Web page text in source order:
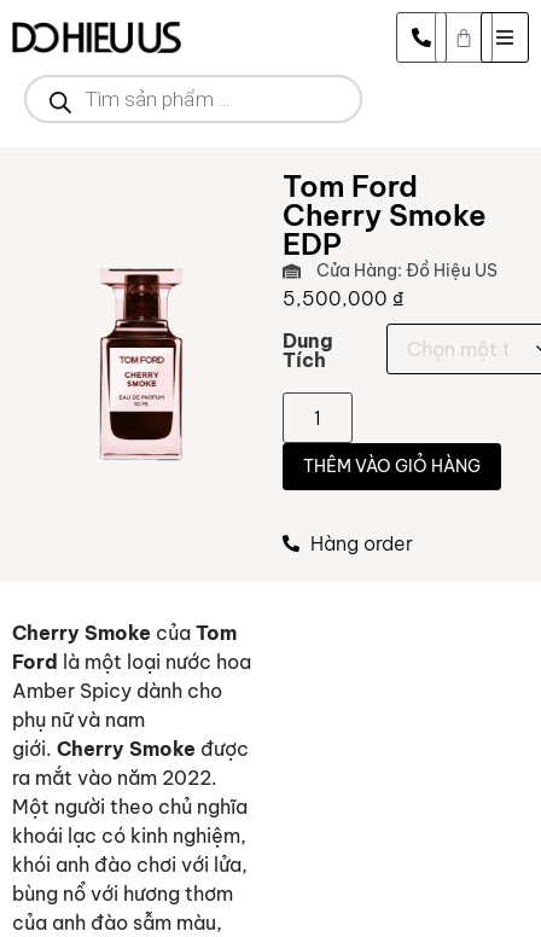
Tom Ford
Cherry Smoke
EDP
Cửa Hàng: Đồ Hiệu US
5,500,000 ₫
Dung
Tích
THÊM VÀO GIỎ HÀNG
Hàng order
Cherry Smoke của Tom
Ford là một loại nước hoa
Amber Spicy dành cho
phụ nữ và nam
giới. Cherry Smoke được
ra mắt vào năm 2022.
Một người theo chủ nghĩa
khoái lạc có kinh nghiệm,
khói anh đào chơi với lửa,
bùng nổ với hương thơm
của anh đào sẫm màu,